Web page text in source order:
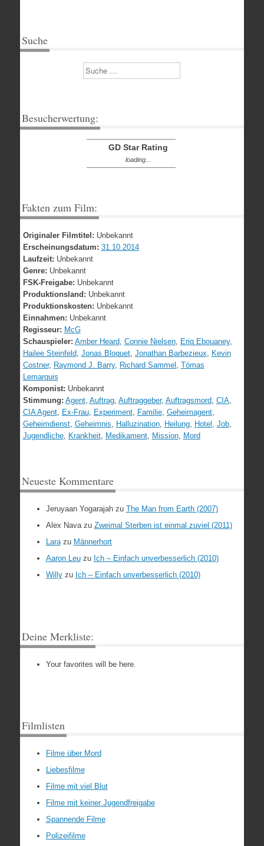
Suche
Suchen
Besucherwertung:
GD Star Rating
loading...
Fakten zum Film:
Originaler Filmtitel: Unbekannt
Erscheinungsdatum: 31.10.2014
Laufzeit: Unbekannt
Genre: Unbekannt
FSK-Freigabe: Unbekannt
Produktionsland: Unbekannt
Produktionskosten: Unbekannt
Einnahmen: Unbekannt
Regisseur: McG
Schauspieler: Amber Heard, Connie Nielsen, Eriq Ebouaney,
Hailee Steinfeld, Jonas Bloquet, Jonathan Barbezieux, Kevin
Costner, Raymond J. Barry, Richard Sammel , Tómas
Lemarquis
Komponist: Unbekannt
Stimmung: Agent, Auftrag, Auftraggeber, Auftragsmord, CIA,
CIA Agent, Ex-Frau, Experiment, Familie, Geheimagent,
Geheimdienst, Geheimnis, Halluzination, Heilung, Hotel , Job,
Jugendliche, Krankheit, Medikament, Mission, Mord
Neueste Kommentare
Jeruyaan Yogarajahzu The Man from Earth (2007)
Alex Navazu Zweimal Sterben ist einmal zuviel (2011)
Larazu Männerhort
Aaron Leuzu Ich – Einfach unverbesserlich (2010)
Willyzu Ich – Einfach unverbesserlich (2010)
Deine Merkliste:
Your favorites will be here.
Filmlisten
Filme über Mord
Liebesfilme
Filme mit viel Blut
Filme mit keiner Jugendfreigabe
Spannende Filme
Polizeifilme